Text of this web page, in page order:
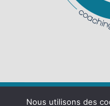
Nous utilisons des